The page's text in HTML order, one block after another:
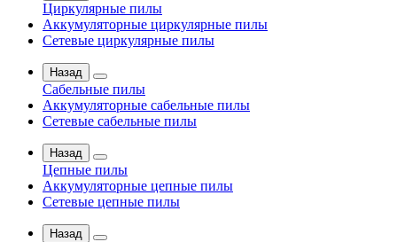
Циркулярные пилы
Аккумуляторные циркулярные пилы
Сетевые циркулярные пилы
Назад
Сабельные пилы
Аккумуляторные сабельные пилы
Сетевые сабельные пилы
Назад
Цепные пилы
Аккумуляторные цепные пилы
Сетевые цепные пилы
Назад